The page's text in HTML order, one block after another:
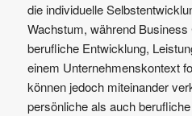
die individuelle
Wachstum, während
berufliche Entwicklung,
einem Unternehmenskontext
können jedoch miteinander
persönliche als auch